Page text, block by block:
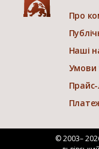
Про
Наші
Умови
© 2003–